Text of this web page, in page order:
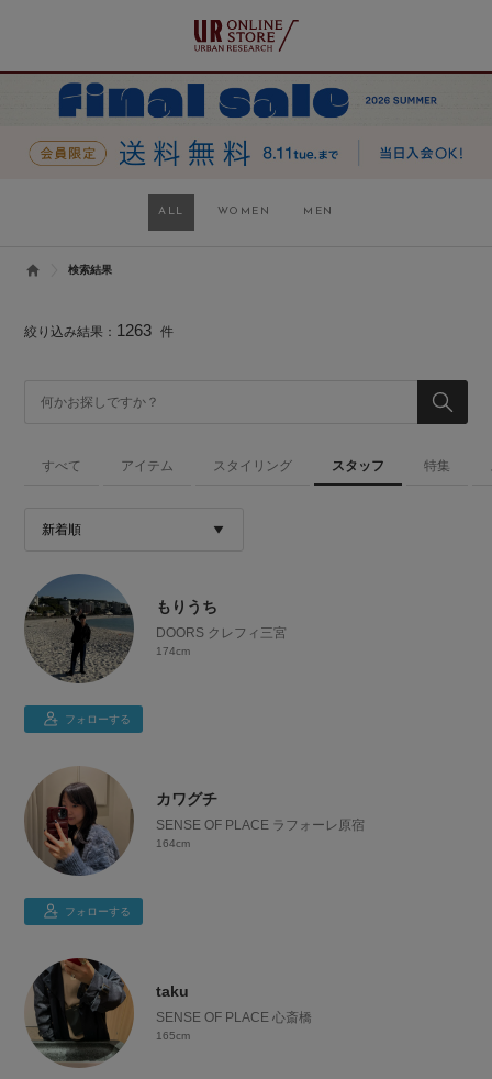
ALL WOMEN MEN
検索結果
絞り込み結果： 1263 件
すべて アイテム スタイリング スタッフ 特集
もりうち
DOORS クレフィ三宮
174cm
フォローする
カワグチ
SENSE OF PLACE ラフォーレ原宿
164cm
フォローする
taku
SENSE OF PLACE 心斎橋
165cm